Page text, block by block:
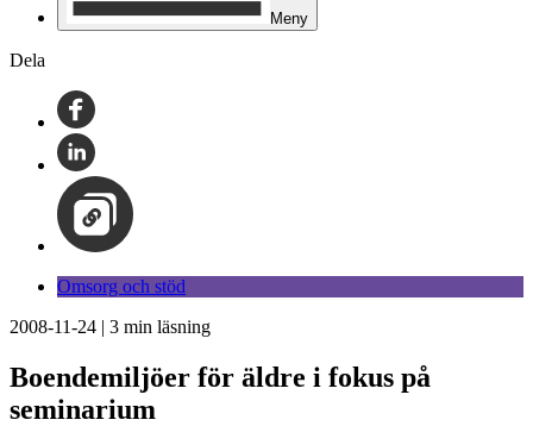
Meny
Dela
Omsorg och stöd
2008-11-24 | 3 min läsning
Boendemiljöer för äldre i fokus på
seminarium